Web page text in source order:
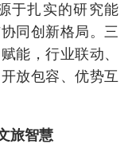
扎实的研究能
同创新格局。三
能，行业联动、
放包容、优势互
旅智慧